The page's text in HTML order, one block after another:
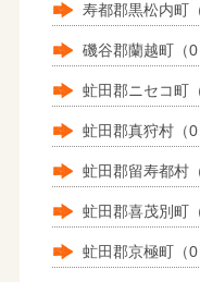
寿都郡黒松内町
磯谷郡蘭越町（0
虻田郡ニセコ町
虻田郡真狩村（0
虻田郡留寿都村
虻田郡喜茂別町
虻田郡京極町（0